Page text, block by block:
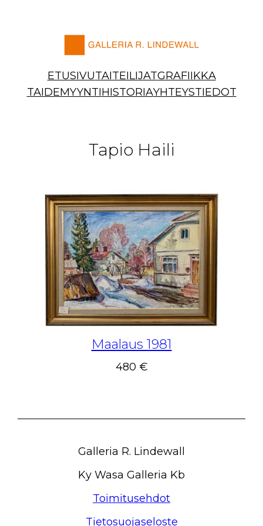
ETUSIVUTAITEILIJATGRAFIIKKA
TAIDEMYYNTIHISTORIAYHTEYSTIEDOT
Tapio Haili
Maalaus 1981
480 €
Galleria R. Lindewall
Ky Wasa Galleria Kb
Toimitusehdot
Tietosuojaseloste